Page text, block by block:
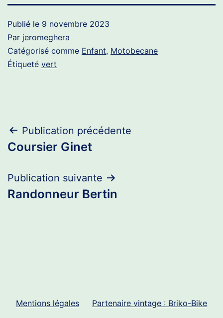
Publié le 9 novembre 2023
Par jeromeghera
Catégorisé comme Enfant, Motobecane
Étiqueté vert
Navigation
de
l’article
Publication précédente
Coursier Ginet
Publication suivante
Randonneur Bertin
Mentions légales Partenaire vintage : Briko-Bike